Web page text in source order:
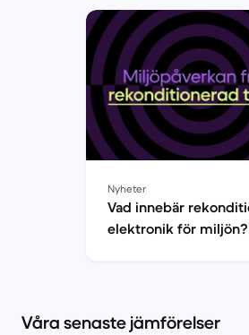
Nyheter
Vad innebär
elektronik för
Våra senaste jämförelser